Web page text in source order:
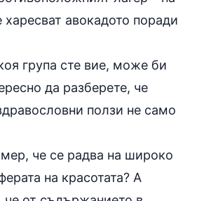
харесват авокадото поради
група сте вие, може би
да разберете, че
ползи не само
че се радва на широко
на красотата? А